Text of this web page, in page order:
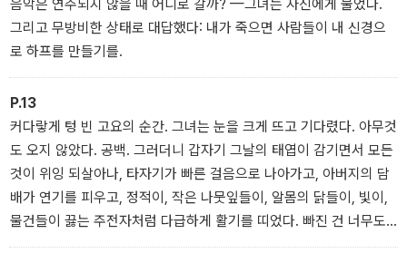
렬했고, 붉었고, 단단히 응축되어 있어서 존재하기 위해 과거나 미래
를 필요로 하지 않았다. 그것들은 경험에 속하지 않는 지식을 가져다
발견되는 진실은 너무도 진실해서, 그것을 받아들이는 사람이 아니라
그것을 유발한 사실 안에서만 존재했다. 너무도 진실하고, 너무도 치
명적이어서 자신의 모체 주위를 공전하기만 하는 것이다. 삶의 한 순
간이 끝나면 그에 상응하는 진실 또한 고갈된다. 나는 진실을 직접 만
들어 낸 다음, 그렇게 제작한 진실을 다른 순간들 속에 삽입해 이전과
똑같은 영감을 이끌어 낼 수는 없다. 따라서 아무것도 나를 구속하지
음악은 연주되지 않을 때 어디로 갈까? —그녀는 자신에게 물었다.
그리고 무방비한 상태로 대답했다: 내가 죽으면 사람들이 내 신경으
로 하프를 만들기를.
P.13
커다랗게 텅 빈 고요의 순간. 그녀는 눈을 크게 뜨고 기다렸다. 아무것
도 오지 않았다. 공백. 그러더니 갑자기 그날의 태엽이 감기면서 모든
것이 위잉 되살아나, 타자기가 빠른 걸음으로 나아가고, 아버지의 담
배가 연기를 피우고, 정적이, 작은 나뭇잎들이, 알몸의 닭들이, 빛이,
물건들이 끓는 주전자처럼 다급하게 활기를 띠었다. 빠진 건 너무도
예쁜 시계의 뎅그렁거림뿐이었다.